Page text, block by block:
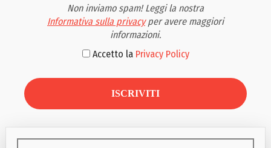
Non inviamo spam! Leggi la nostra
Informativa sulla privacyper avere maggiori
informazioni.
Accetto la Privacy Policy